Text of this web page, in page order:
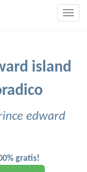
island
edward
gratis!